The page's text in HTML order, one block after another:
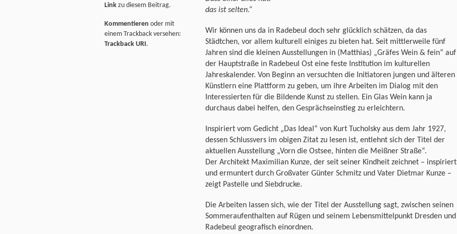
das ist selten.“
Wir können uns da in Radebeul doch sehr glücklich schätzen, da das
Städtchen, vor allem kulturell einiges zu bieten hat. Seit mittlerweile fünf
Jahren sind die kleinen Ausstellungen in (Matthias) „Gräfes Wein & fein“ auf
der Hauptstraße in Radebeul Ost eine feste Institution im kulturellen
Jahreskalender. Von Beginn an versuchten die Initiatoren jungen und älteren
Künstlern eine Plattform zu geben, um ihre Arbeiten im Dialog mit den
Interessierten für die Bildende Kunst zu stellen. Ein Glas Wein kann ja
durchaus dabei helfen, den Gesprächseinstieg zu erleichtern.
Inspiriert vom Gedicht „Das Ideal“ von Kurt Tucholsky aus dem Jahr 1927,
dessen Schlussvers im obigen Zitat zu lesen ist, entlehnt sich der Titel der
aktuellen Ausstellung „Vorn die Ostsee, hinten die Meißner Straße“.
Der Architekt Maximilian Kunze, der seit seiner Kindheit zeichnet – inspiriert
und ermuntert durch Großvater Günter Schmitz und Vater Dietmar Kunze –
zeigt Pastelle und Siebdrucke.
Die Arbeiten lassen sich, wie der Titel der Ausstellung sagt, zwischen seinen
Sommeraufenthalten auf Rügen und seinem Lebensmittelpunkt Dresden und
Radebeul geografisch einordnen.
Link zu diesem Beitrag.
Kommentieren oder mit
einem Trackback versehen:
Trackback URI.